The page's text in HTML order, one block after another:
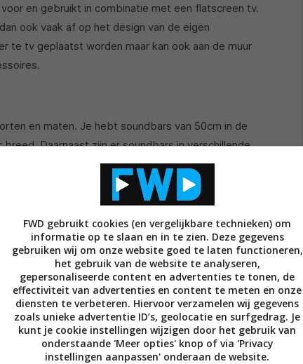
en gebruikt in combinatie met een flatscreen tv.
ook vaak af op het design van de eigen
te tv geplaatst worden maar kan ook aan de muur
en maten. Je hebt soundbars van 50cm in de
Daarnaast zijn er soundbars in verschillende
Virtual Surround bieden. Dit houdt in dat de
zonder luidsprekers achter in de kamer te
is de Full Surround soundbar. Met soundbars
nodig achter in de kamer en ook een
puur taak van de frontspeakers en de center
FWD gebruikt cookies (en vergelijkbare technieken) om
informatie op te slaan en in te zien. Deze gegevens
gebruiken wij om onze website goed te laten functioneren,
het gebruik van de website te analyseren,
gepersonaliseerde content en advertenties te tonen, de
effectiviteit van advertenties en content te meten en onze
diensten te verbeteren. Hiervoor verzamelen wij gegevens
zoals unieke advertentie ID’s, geolocatie en surfgedrag. Je
kunt je cookie instellingen wijzigen door het gebruik van
onderstaande 'Meer opties' knop of via 'Privacy
instellingen aanpassen' onderaan de website.